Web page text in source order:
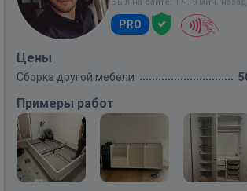
PRO
Цены
Сборка другой мебели
Примеры работ